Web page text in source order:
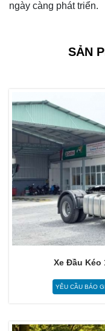
ngày càng phát triển.
SẢN
Xe Đầu Kéo
YÊU CẦU BÁO